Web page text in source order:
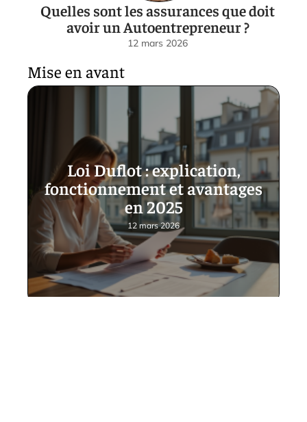
Quelles sont les assurances que doit
avoir un Autoentrepreneur ?
12 mars 2026
Mise en avant
Loi Duflot : explication,
fonctionnement et avantages
en 2025
12 mars 2026